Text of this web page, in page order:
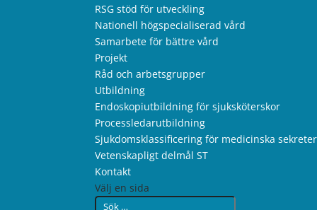
RSG stöd för utveckling
Nationell högspecialiserad vård
Samarbete för bättre vård
Projekt
Råd och arbetsgrupper
Utbildning
Endoskopiutbildning för sjuksköterskor
Processledarutbildning
Sjukdomsklassificering för medicinska
Vetenskapligt delmål ST
Kontakt
Välj en sida